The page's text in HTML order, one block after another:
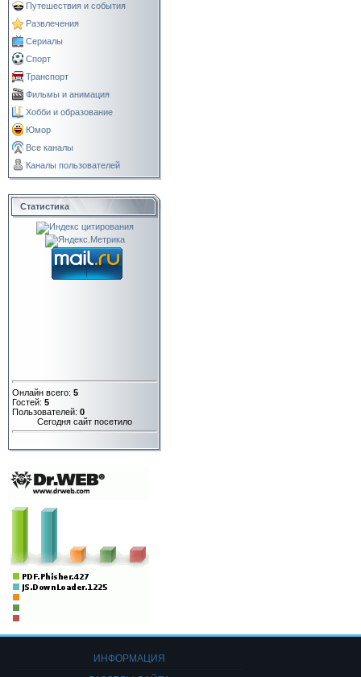
Путешествия и события
Развлечения
Сериалы
Спорт
Транспорт
Фильмы и анимация
Хобби и образование
Юмор
Все каналы
Каналы пользователей
Статистика
Онлайн всего: 5
Гостей: 5
Пользователей: 0
Сегодня сайт посетило
ИНФОРМАЦИЯ